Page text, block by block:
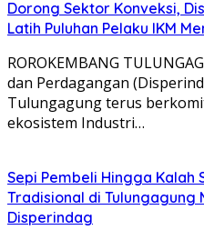
Dorong Sektor Konveksi,
Latih Puluhan Pelaku IKM
​ROROKEMBANG
dan Perdagangan
Tulungagung terus
ekosistem Industri…
Sepi Pembeli Hingga Kalah
Tradisional di
Disperindag